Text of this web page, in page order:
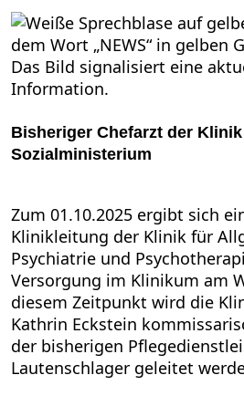
Bisheriger Chefarzt der
Sozialministerium
Zum 01.10.2025 ergibt sich
Klinikleitung der Klinik für
Psychiatrie und
Versorgung im Klinikum am
diesem Zeitpunkt wird die
Kathrin Eckstein
der bisherigen
Lautenschlager geleitet